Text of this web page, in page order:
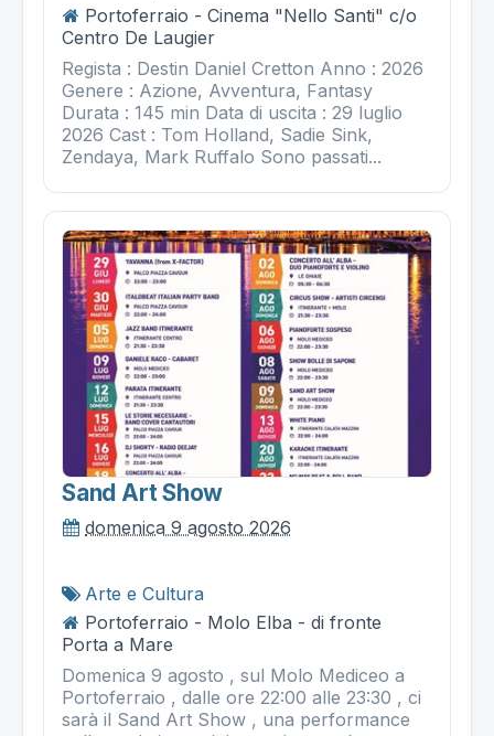
Portoferraio - Cinema "Nello Santi" c/o
Centro De Laugier
Regista : Destin Daniel Cretton Anno : 2026
Genere : Azione, Avventura, Fantasy
Durata : 145 min Data di uscita : 29 luglio
2026 Cast : Tom Holland, Sadie Sink,
Zendaya, Mark Ruffalo Sono passati...
Sand Art Show
domenica 9 agosto 2026
Arte e Cultura
Portoferraio - Molo Elba - di fronte
Porta a Mare
Domenica 9 agosto , sul Molo Mediceo a
Portoferraio , dalle ore 22:00 alle 23:30 , ci
sarà il Sand Art Show , una performance